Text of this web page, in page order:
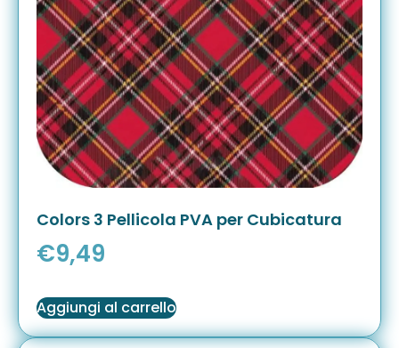
Colors 3 Pellicola PVA per Cubicatura
€9,49
Aggiungi al carrello